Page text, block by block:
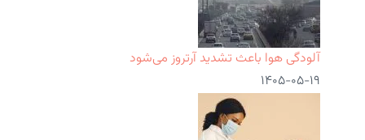
آلودگی هوا باعث تشدید آرتروز می‌شود
۱۴۰۵-۰۵-۱۹